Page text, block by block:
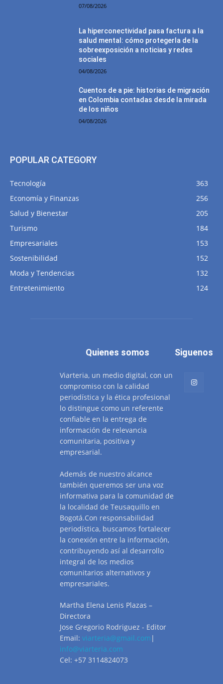
07/08/2026
La hiperconectividad pasa factura a la
salud mental: cómo protegerla de la
sobreexposición a noticias y redes
sociales
04/08/2026
Cuentos de a pie: historias de migración
en Colombia contadas desde la mirada
de los niños
04/08/2026
POPULAR CATEGORY
Tecnología
363
Economía y Finanzas
256
Salud y Bienestar
205
Turismo
184
Empresariales
153
Sostenibilidad
152
Moda y Tendencias
132
Entretenimiento
124
Quienes somos
Viarteria, un medio digital, con un
compromiso con la calidad
periodística y la ética profesional
lo distingue como un referente
confiable en la entrega de
información de relevancia
comunitaria, positiva y
empresarial.
Además de nuestro alcance
también queremos ser una voz
informativa para la comunidad de
la localidad de Teusaquillo en
Bogotá.Con responsabilidad
periodística, buscamos fortalecer
la conexión entre la información,
contribuyendo así al desarrollo
integral de los medios
comunitarios alternativos y
empresariales.
Martha Elena Lenis Plazas –
Directora
Jose Gregorio Rodriguez - Editor
Email: viarteria@gmail.com |
info@viarteria.com
Cel: +57 3114824073
Siguenos